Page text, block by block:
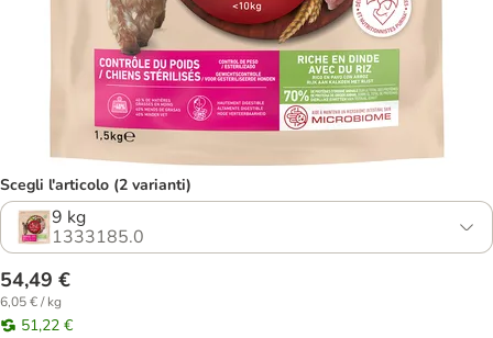
Scegli l'articolo (2 varianti)
9 kg
1333185.0
54,49 €
6,05 € / kg
51,22 €